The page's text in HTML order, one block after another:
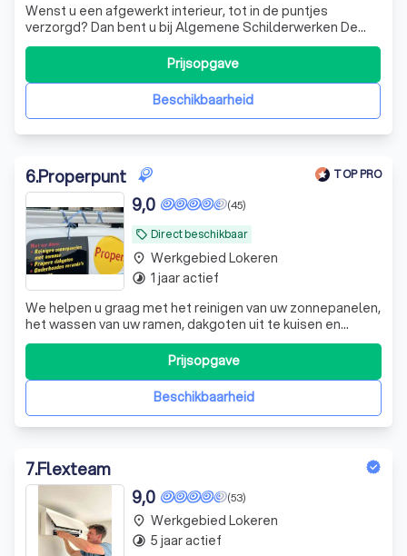
Wenst u een afgewerkt interieur, tot in de puntjes
verzorgd? Dan bent u bij Algemene Schilderwerken De
Wolf aan het juiste adres. Ik verzorg niet alleen schilder-
en behangwerken, maar ook vloerbekleding,
raamdecoratie, sierlijsten en plinten. Tijdens een
huisbezoek bespreken we samen welke kleuren
Beschikbaarheid
Prijsopgave
6.Properpunt TOP PRO
local_offer Direct beschikbaar
(45)
9,0
We helpen u graag met het reinigen van uw zonnepanelen,
het wassen van uw ramen, dakgoten uit te kuisen en
afwassen en terras overkappingen.
Beschikbaarheid
Prijsopgave
place Werkgebied Lokeren
timelapse 1 jaar actief
7.Flexteam
(53)
9,0
place Werkgebied Lokeren
timelapse 5 jaar actief